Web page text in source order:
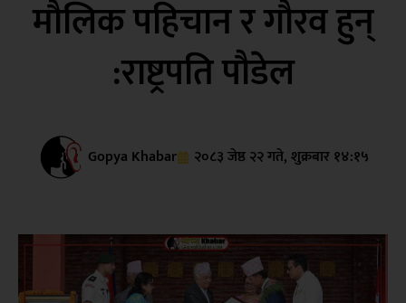
मौलिक पहिचान र गौरव हुन्
:राष्ट्रपति पौडेल
Gopya Khabar २०८३ जेष्ठ २२ गते, शुक्रबार १४:१५